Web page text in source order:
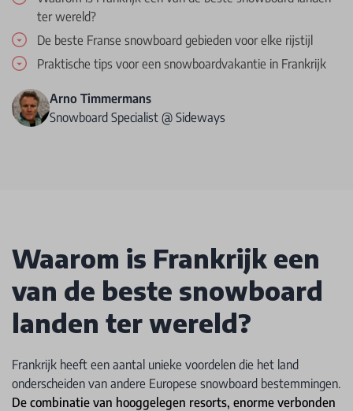
ter wereld?
De beste Franse snowboard gebieden voor elke rijstijl
Praktische tips voor een snowboardvakantie in Frankrijk
Arno Timmermans
Snowboard Specialist @ Sideways
Waarom is Frankrijk een
van de beste snowboard
landen ter wereld?
Frankrijk heeft een aantal unieke voordelen die het land
onderscheiden van andere Europese snowboard bestemmingen.
De combinatie van hooggelegen resorts, enorme verbonden